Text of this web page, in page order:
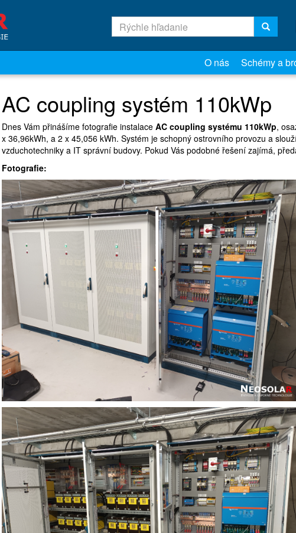
O nás Schémy a
AC coupling systém 110kWp
Dnes Vám přinášíme fotografie instalace AC coupling systému 110kWp,
x 36,96kWh, a 2 x 45,056 kWh. Systém je schopný ostrovního provozu a
vzduchotechniky a IT správní budovy. Pokud Vás podobné řešení zajímá,
Fotografie: